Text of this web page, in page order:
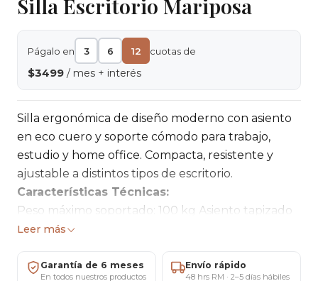
Silla Escritorio Mariposa
Págalo en 3 6 12 cuotas de
$3499 / mes + interés
Silla ergonómica de diseño moderno con asiento
en eco cuero y soporte cómodo para trabajo,
estudio y home office. Compacta, resistente y
ajustable a distintos tipos de escritorio.
Características Técnicas:
Peso máximo soportado: 100 kg Asiento tapizado
en eco cuero Relleno de alta densidad
Ruedas de alta resistencia Alto del espaldar: 32
Leer más
Garantía de 6 meses
En todos nuestros productos
Envío rápido
48 hrs RM · 2–5 días hábiles